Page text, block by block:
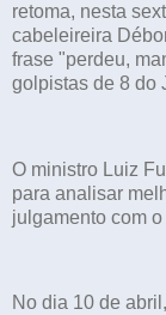
retoma, nesta
cabeleireira
frase "perdeu,
golpistas de 8 do
O ministro Luiz
para analisar
julgamento com
No dia 10 de